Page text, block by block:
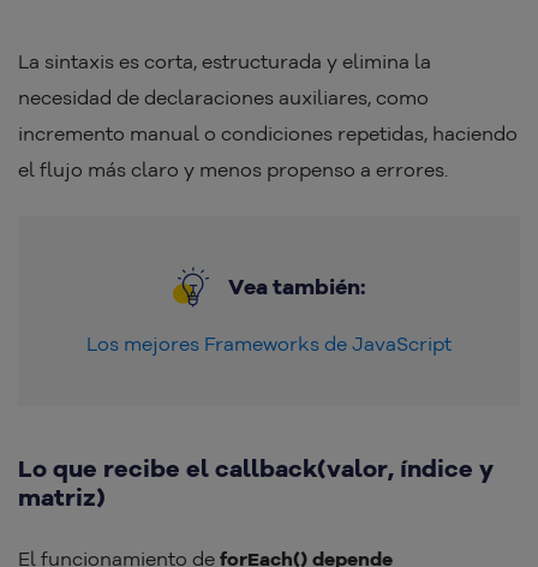
La sintaxis es corta, estructurada y elimina la
necesidad de declaraciones auxiliares, como
incremento manual o condiciones repetidas, haciendo
el flujo más claro y menos propenso a errores.
Vea también:
Los mejores Frameworks de JavaScript
Lo que recibe el callback(valor, índice y
matriz)
El funcionamiento de forEach() depende